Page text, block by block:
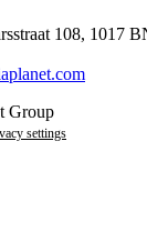
108, 1017
Group
settings